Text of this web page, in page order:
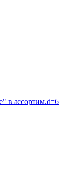
в ассортим.d=6